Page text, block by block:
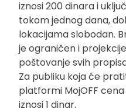
iznosi 200 dinara i
tokom jednog dana,
lokacijama slobodan.
je ograničen i
poštovanje svih
Za publiku koja će
platformi MojOFF
iznosi 1 dinar.